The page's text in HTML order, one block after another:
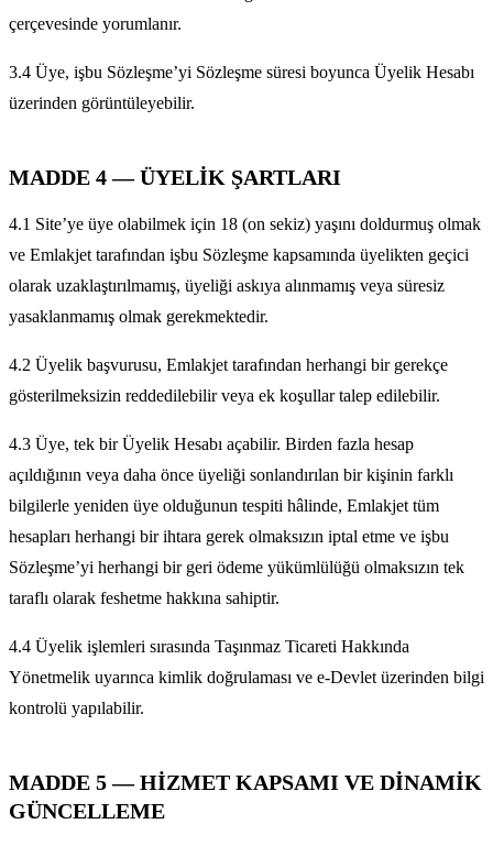
çerçevesinde yorumlanır.
3.4 Üye, işbu Sözleşme’yi Sözleşme süresi boyunca Üyelik Hesabı
üzerinden görüntüleyebilir.
MADDE 4 — ÜYELİK ŞARTLARI
4.1 Site’ye üye olabilmek için 18 (on sekiz) yaşını doldurmuş olmak
ve Emlakjet tarafından işbu Sözleşme kapsamında üyelikten geçici
olarak uzaklaştırılmamış, üyeliği askıya alınmamış veya süresiz
yasaklanmamış olmak gerekmektedir.
4.2 Üyelik başvurusu, Emlakjet tarafından herhangi bir gerekçe
gösterilmeksizin reddedilebilir veya ek koşullar talep edilebilir.
4.3 Üye, tek bir Üyelik Hesabı açabilir. Birden fazla hesap
açıldığının veya daha önce üyeliği sonlandırılan bir kişinin farklı
bilgilerle yeniden üye olduğunun tespiti hâlinde, Emlakjet tüm
hesapları herhangi bir ihtara gerek olmaksızın iptal etme ve işbu
Sözleşme’yi herhangi bir geri ödeme yükümlülüğü olmaksızın tek
taraflı olarak feshetme hakkına sahiptir.
4.4 Üyelik işlemleri sırasında Taşınmaz Ticareti Hakkında
Yönetmelik uyarınca kimlik doğrulaması ve e-Devlet üzerinden bilgi
kontrolü yapılabilir.
MADDE 5 — HİZMET KAPSAMI VE DİNAMİK
GÜNCELLEME